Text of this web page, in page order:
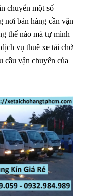
chuyển một số
nơi bán hàng cần vận
thể nào mà tự mình
vụ thuê xe tải chở
cầu vận chuyển của